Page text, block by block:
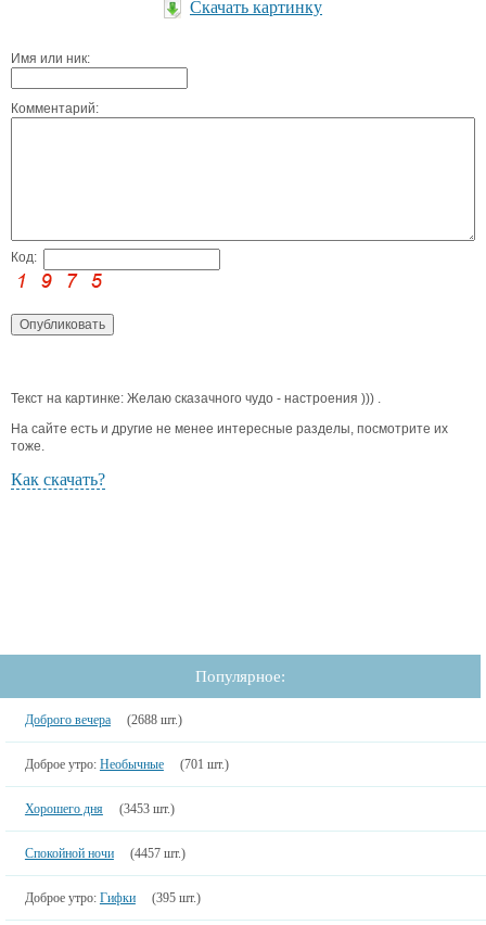
Скачать картинку
Имя или ник:
Комментарий:
Код:
Текст на картинке: Желаю сказачного чудо - настроения ))) .
На сайте есть и другие не менее интересные разделы, посмотрите их
тоже.
Как скачать?
Популярное:
Доброго вечера (2688 шт.)
Доброе утро: Необычные (701 шт.)
Хорошего дня (3453 шт.)
Спокойной ночи (4457 шт.)
Доброе утро: Гифки (395 шт.)